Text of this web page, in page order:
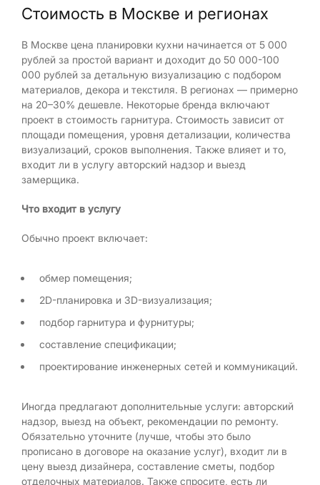
Стоимость в Москве и регионах
В Москве цена планировки кухни начинается от 5 000
рублей за простой вариант и доходит до 50 000-100
000 рублей за детальную визуализацию с подбором
материалов, декора и текстиля. В регионах — примерно
на 20–30% дешевле. Некоторые бренда включают
проект в стоимость гарнитура. Стоимость зависит от
площади помещения, уровня детализации, количества
визуализаций, сроков выполнения. Также влияет и то,
входит ли в услугу авторский надзор и выезд
замерщика.
Что входит в услугу
Обычно проект включает:
обмер помещения;
2D-планировка и 3D-визуализация;
подбор гарнитура и фурнитуры;
составление спецификации;
проектирование инженерных сетей и коммуникаций.
Иногда предлагают дополнительные услуги: авторский
надзор, выезд на объект, рекомендации по ремонту.
Обязательно уточните (лучше, чтобы это было
прописано в договоре на оказание услуг), входит ли в
цену выезд дизайнера, составление сметы, подбор
отделочных материалов. Также спросите, есть ли